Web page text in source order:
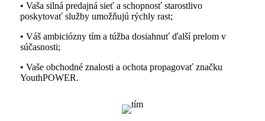
• Vaša silná predajná sieť a schopnosť starostlivo
poskytovať služby umožňujú rýchly rast;
• Váš ambiciózny tím a túžba dosiahnuť ďalší prelom v
súčasnosti;
• Vaše obchodné znalosti a ochota propagovať značku
YouthPOWER.